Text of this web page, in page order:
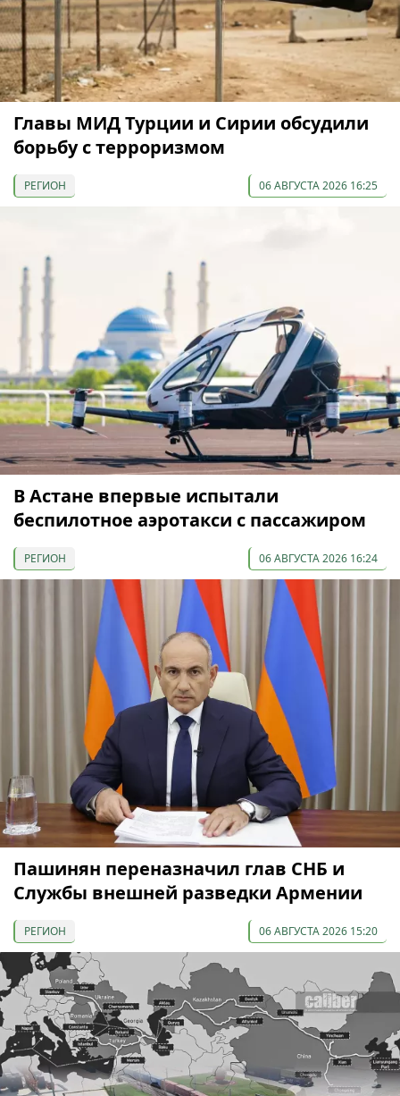
Главы МИД Турции и Сирии обсудили
борьбу с терроризмом
РЕГИОН 06 АВГУСТА 2026 16:25
В Астане впервые испытали
беспилотное аэротакси с пассажиром
РЕГИОН 06 АВГУСТА 2026 16:24
Пашинян переназначил глав СНБ и
Службы внешней разведки Армении
РЕГИОН 06 АВГУСТА 2026 15:20